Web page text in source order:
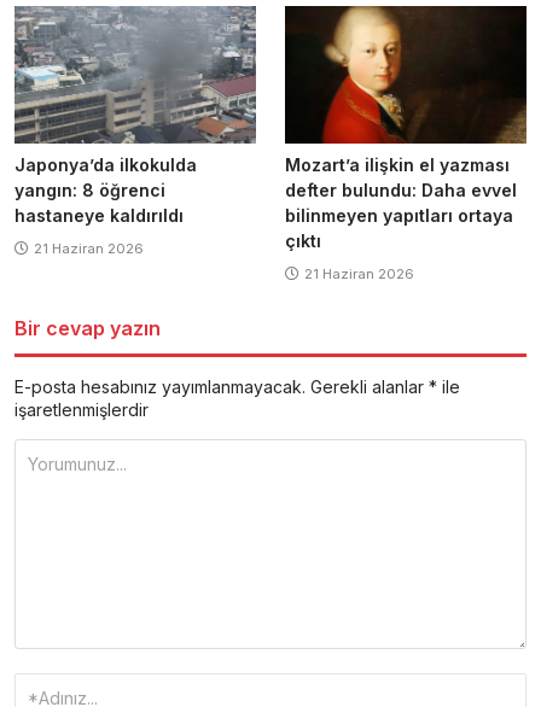
Japonya’da ilkokulda
yangın: 8 öğrenci
hastaneye kaldırıldı
21 Haziran 2026
Mozart’a ilişkin el yazması
defter bulundu: Daha evvel
bilinmeyen yapıtları ortaya
çıktı
21 Haziran 2026
Bir cevap yazın
E-posta hesabınız yayımlanmayacak. Gerekli alanlar * ile
işaretlenmişlerdir